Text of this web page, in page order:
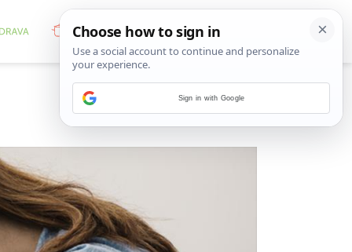
Sign in with Google